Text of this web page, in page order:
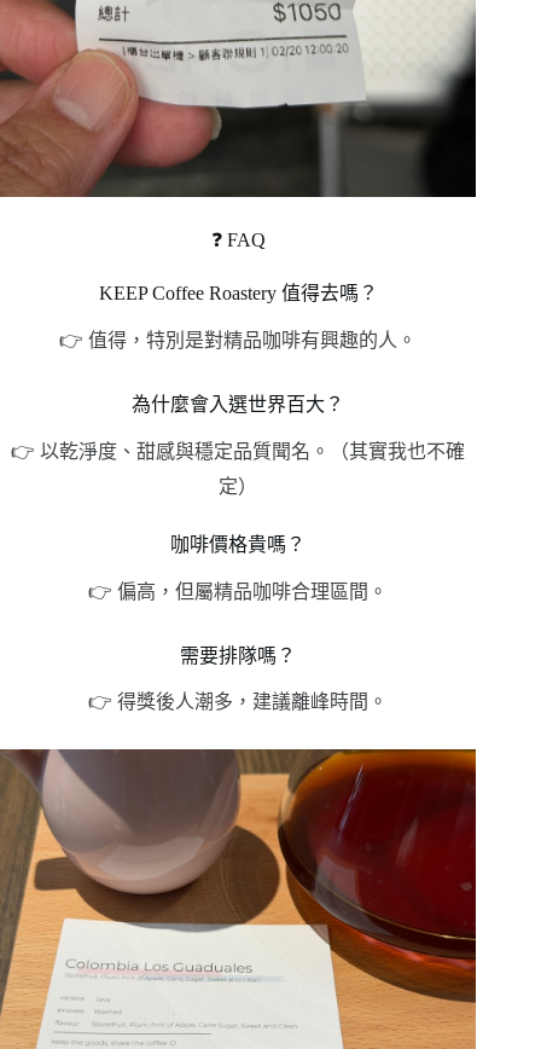
❓ FAQ
KEEP Coffee Roastery 值得去嗎？
👉 值得，特別是對精品咖啡有興趣的人。
為什麼會入選世界百大？
👉 以乾淨度、甜感與穩定品質聞名。（其實我也不確
定）
咖啡價格貴嗎？
👉 偏高，但屬精品咖啡合理區間。
需要排隊嗎？
👉 得獎後人潮多，建議離峰時間。